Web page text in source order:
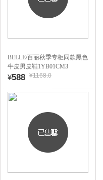
BELLE/百丽秋季专柜同款黑色
牛皮男皮鞋1YB01CM3
¥588 ¥1168.0